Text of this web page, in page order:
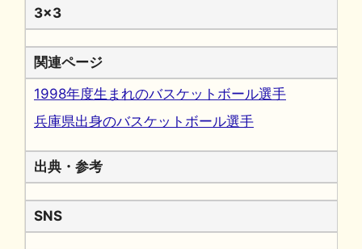
3x3
関連ページ
1998年度生まれのバスケットボール選手
兵庫県出身のバスケットボール選手
出典・参考
SNS